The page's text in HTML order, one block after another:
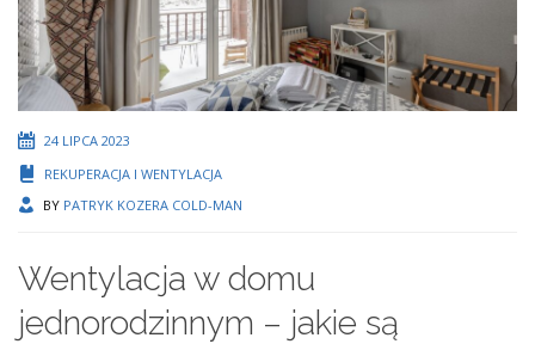
24 LIPCA 2023
REKUPERACJA I WENTYLACJA
BY PATRYK KOZERA COLD-MAN
Wentylacja w domu
jednorodzinnym – jakie są